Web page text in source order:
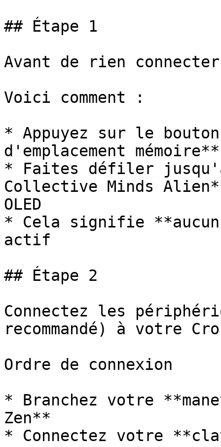
## Étape 1
﻿Avant de rien
Voici comment :
* Appuyez sur le
d'emplacement
* Faites défiler
Collective Minds
OLED
* Cela signifie **aucun
actif
## Étape 2﻿
Connectez les
recommandé) à votre
Ordre de connexion
* Branchez votre
Zen**
* Connectez votre